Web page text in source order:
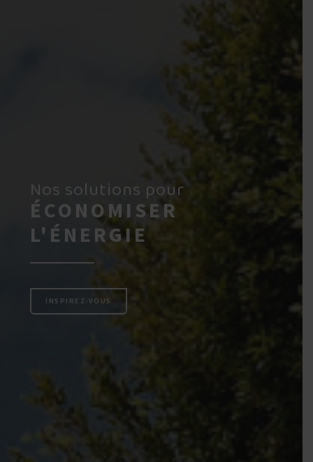
Réalisez
LA SALLE DE BAIN
DE VOS RÊVES
INSPIREZ-VOUS